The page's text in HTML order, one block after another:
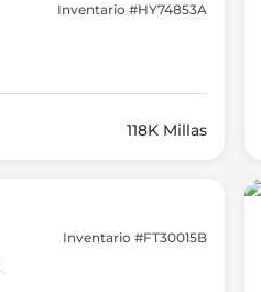
Inventario #HY74853A
118K Millas
Inventario #FT30015B